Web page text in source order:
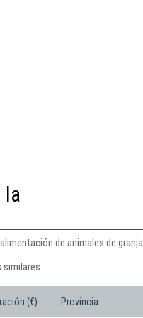
la
de animales de granja.
similares:
(€) Provincia